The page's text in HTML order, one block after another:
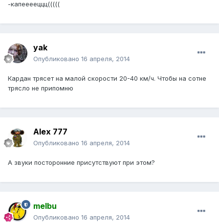
-капееееццц(((((
yak
Опубликовано 16 апреля, 2014
Кардан трясет на малой скорости 20-40 км/ч. Чтобы на сотне
трясло не припомню
Alex 777
Опубликовано 16 апреля, 2014
А звуки посторонние присутствуют при этом?
melbu
Опубликовано 16 апреля, 2014